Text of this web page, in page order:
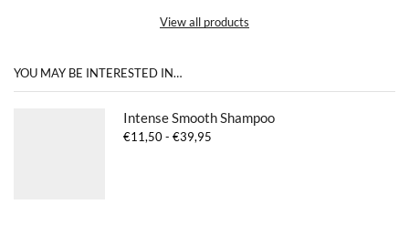
View all products
YOU MAY BE INTERESTED IN…
Intense Smooth Shampoo
€11,50- €39,95